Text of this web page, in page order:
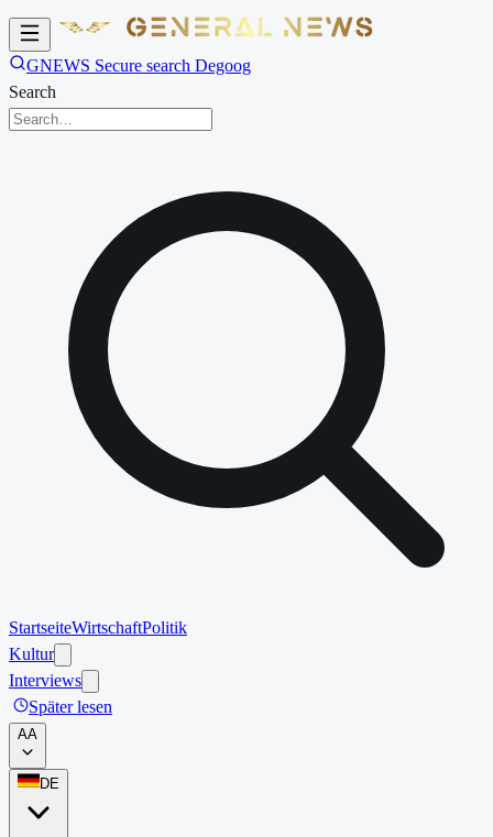
GNEWS Secure search Degoog
Search
StartseiteWirtschaftPolitik
Kultur
Interviews
Später lesen
AA
DE